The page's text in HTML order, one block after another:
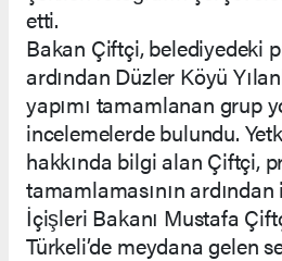
etti.
Bakan Çiftçi, belediyedeki
ardından Düzler Köyü
yapımı tamamlanan grup
incelemelerde bulundu.
hakkında bilgi alan Çiftçi,
tamamlamasının ardından
İçişleri Bakanı Mustafa
Türkeli’de meydana gelen